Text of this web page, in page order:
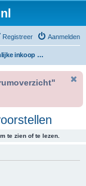
Aanmelden
Registreer
Gezamenlijke inkoop / produktie voorstellen
te zien of te lezen.